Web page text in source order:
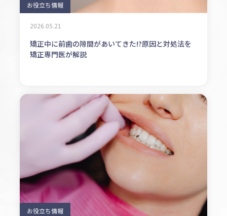
お役立ち情報
2026.05.21
矯正中に前歯の隙間があいてきた!?原因と対処法を
矯正専門医が解説
お役立ち情報